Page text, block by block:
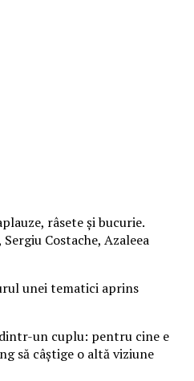
râsete și bucurie.
Costache, Azaleea
unei tematici aprins
un cuplu: pentru cine e
să câștige o altă viziune